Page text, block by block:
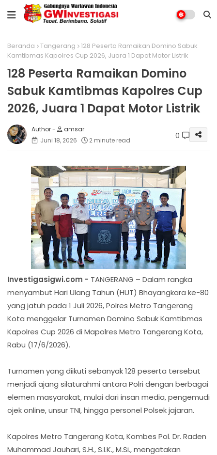
Beranda Tangerang
128 Peserta Ramaikan Domino Sabuk
Kamtibmas Kapolres Cup 2026, Juara 1 Dapat Motor Listrik
128 Peserta Ramaikan Domino
Sabuk Kamtibmas Kapolres Cup
2026, Juara 1 Dapat Motor Listrik
amsar
Juni 18, 2026
2 minute read 0
Investigasigwi.com - TANGERANG – Dalam rangka
menyambut Hari Ulang Tahun (HUT) Bhayangkara ke-80
yang jatuh pada 1 Juli 2026, Polres Metro Tangerang
Kota menggelar Turnamen Domino Sabuk Kamtibmas
Kapolres Cup 2026 di Mapolres Metro Tangerang Kota,
Rabu (17/6/2026).
Turnamen yang diikuti sebanyak 128 peserta tersebut
menjadi ajang silaturahmi antara Polri dengan berbagai
elemen masyarakat, mulai dari insan media, pengemudi
ojek online, unsur TNI, hingga personel Polsek jajaran.
Kapolres Metro Tangerang Kota, Kombes Pol. Dr. Raden
Muhammad Jauhari, S.H., S.I.K., M.Si., mengatakan